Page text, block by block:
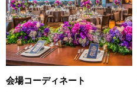
会場コーディネート